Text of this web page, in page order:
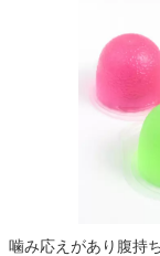
噛み応えがあり腹持